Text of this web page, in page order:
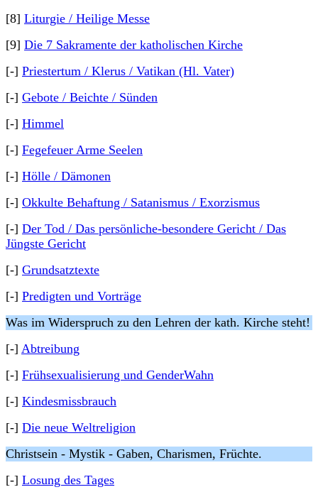
[8] Liturgie / Heilige Messe
[9] Die 7 Sakramente der katholischen Kirche
[-] Priestertum / Klerus / Vatikan (Hl. Vater)
[-] Gebote / Beichte / Sünden
[-] Himmel
[-] Fegefeuer Arme Seelen
[-] Hölle / Dämonen
[-] Okkulte Behaftung / Satanismus / Exorzismus
[-] Der Tod / Das persönliche-besondere Gericht / Das
Jüngste Gericht
[-] Grundsatztexte
[-] Predigten und Vorträge
Was im Widerspruch zu den Lehren der kath. Kirche steht!
[-] Abtreibung
[-] Frühsexualisierung und GenderWahn
[-] Kindesmissbrauch
[-] Die neue Weltreligion
Christsein - Mystik - Gaben, Charismen, Früchte.
[-] Losung des Tages